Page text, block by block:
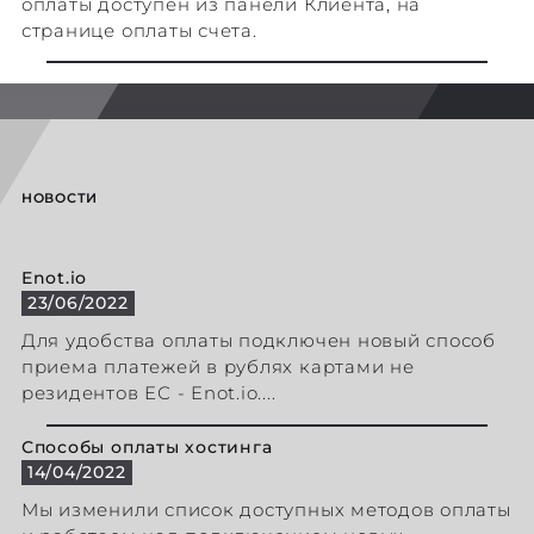
странице оплаты счета.
НОВОСТИ
Enot.io
23/06/2022
Для удобства оплаты подключен новый способ
приема платежей в рублях картами не
резидентов ЕС - Enot.io....
Способы оплаты хостинга
14/04/2022
Мы изменили список доступных методов оплаты